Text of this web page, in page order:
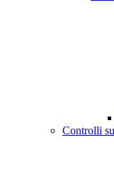
Controlli